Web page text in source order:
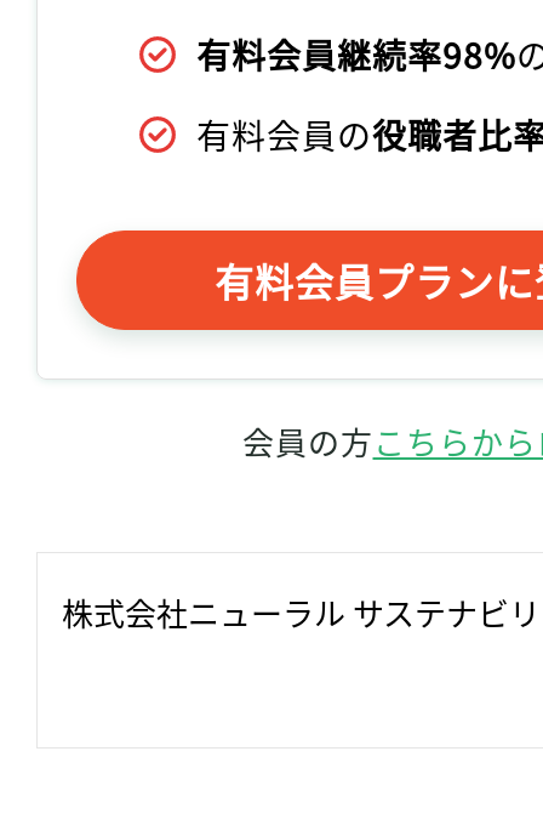
有料会員継続率98%
有料会員の役職者比
有料会員プラン
会員の方こちらか
株式会社ニューラル サステナビ